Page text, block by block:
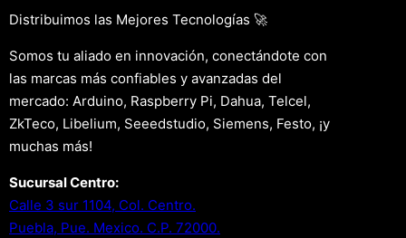
Distribuimos las Mejores Tecnologías 🚀
Somos tu aliado en innovación, conectándote con
las marcas más confiables y avanzadas del
mercado: Arduino, Raspberry Pi, Dahua, Telcel,
ZkTeco, Libelium, Seeedstudio, Siemens, Festo, ¡y
muchas más!
Sucursal Centro:
Calle 3 sur 1104, Col. Centro.
Puebla, Pue. Mexico. C.P. 72000.